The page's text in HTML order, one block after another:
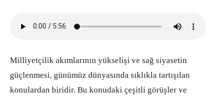
Milliyetçilik akımlarının yükselişi ve sağ siyasetin
güçlenmesi, günümüz dünyasında sıklıkla tartışılan
konulardan biridir. Bu konudaki çeşitli görüşler ve